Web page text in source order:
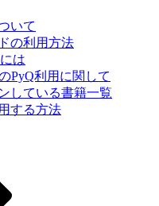
いて
の利用方法
は
PyQ利用に関して
している書籍一覧
する方法